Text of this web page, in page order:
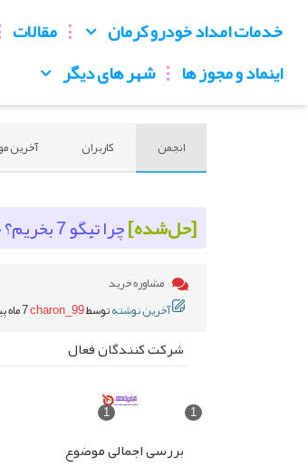
خدمات امداد خودرو کرمان مقالات
اینماد و مجوز ها
شهر های دیگر
انجمن کاربران آخرین
[حل‌شده]چرا تیگو 7 بخریم؟ چه ویژگی هایی داره؟؟
مشاوره خرید
آخرین نوشتهتوسطcharon_997 ماه پیش
شرکت کنندگان فعال
1
1
بررسی اجمالی موضوع